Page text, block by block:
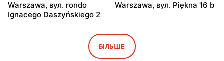
Warszawa, вул. rondo
Ignacego Daszyńskiego 2
Warszawa, вул. Piękna 16 b
Rossmann
Warszawa, вул. Senatorska
2
БІЛЬШЕ